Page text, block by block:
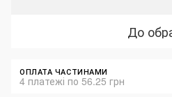
До
ОПЛАТА ЧАСТИНАМИ
4 платежі по 56.25 грн